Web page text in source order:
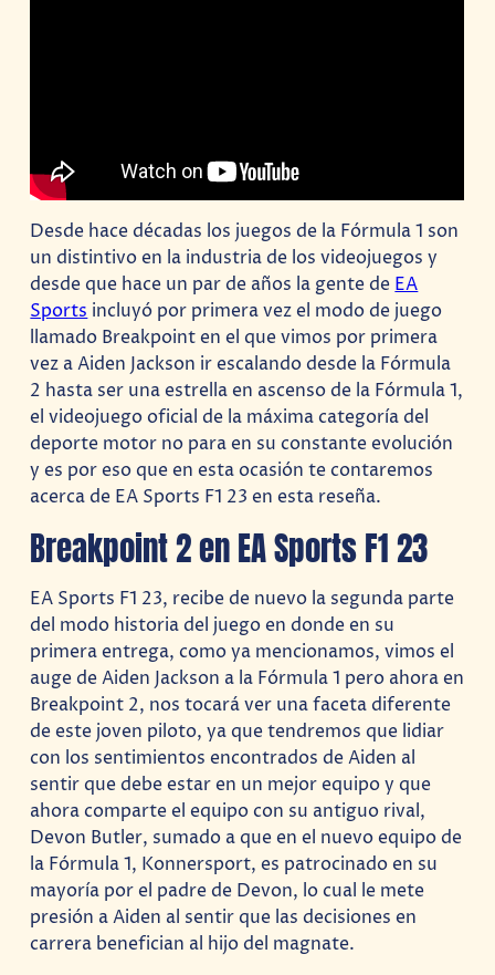
Desde hace décadas los juegos de la Fórmula 1 son
un distintivo en la industria de los videojuegos y
desde que hace un par de años la gente deEA
Sportsincluyó por primera vez el modo de juego
llamado Breakpoint en el que vimos por primera
vez a Aiden Jackson ir escalando desde la Fórmula
2 hasta ser una estrella en ascenso de la Fórmula 1,
el videojuego oficial de la máxima categoría del
deporte motor no para en su constante evolución
y es por eso que en esta ocasión te contaremos
acerca de EA Sports F1 23 en esta reseña.
Breakpoint 2 en EA Sports F1 23
EA Sports F1 23, recibe de nuevo la segunda parte
del modo historia del juego en donde en su
primera entrega, como ya mencionamos, vimos el
auge de Aiden Jackson a la Fórmula 1 pero ahora en
Breakpoint 2, nos tocará ver una faceta diferente
de este joven piloto, ya que tendremos que lidiar
con los sentimientos encontrados de Aiden al
sentir que debe estar en un mejor equipo y que
ahora comparte el equipo con su antiguo rival,
Devon Butler, sumado a que en el nuevo equipo de
la Fórmula 1, Konnersport, es patrocinado en su
mayoría por el padre de Devon, lo cual le mete
presión a Aiden al sentir que las decisiones en
carrera benefician al hijo del magnate.